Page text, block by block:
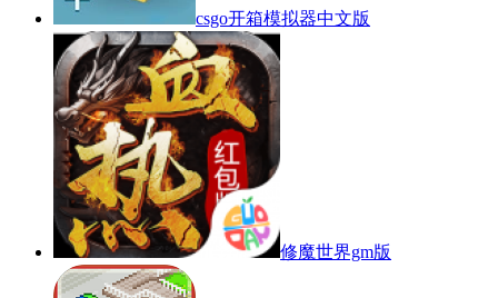
csgo开箱模拟器中文版
修魔世界gm版